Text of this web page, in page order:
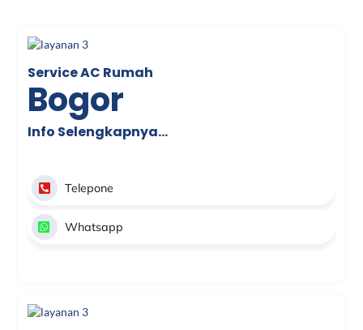
Service AC Rumah
Bogor
Info Selengkapnya…
Telepone
Whatsapp